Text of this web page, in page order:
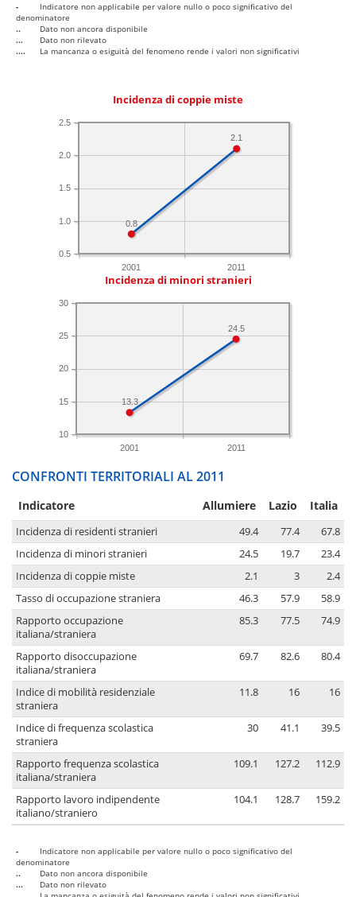
-
Indicatore non applicabile per valore nullo o poco significativo del
denominatore
..
Dato non ancora disponibile
...
Dato non rilevato
....
La mancanza o esiguità del fenomeno rende i valori non significativi
Incidenza di coppie miste
2001 2011
0.5
1.0
1.5
2.0
2.5
2.1
0.8
Incidenza di minori stranieri
2001 2011
10
15
20
25
30
24.5
13.3
CONFRONTI TERRITORIALI AL 2011
Indicatore Allumiere Lazio Italia
Incidenza di residenti stranieri 49.4 77.4
67.8
Incidenza di minori stranieri
24.5 19.7
23.4
Incidenza di coppie miste
2.1 3
2.4
Tasso di occupazione straniera
46.3 57.9
58.9
Rapporto occupazione
italiana/straniera
85.3 77.5 74.9
Rapporto disoccupazione
italiana/straniera
69.7 82.6 80.4
Indice di mobilità residenziale
straniera
11.8 16 16
Indice di frequenza scolastica
straniera
30 41.1 39.5
Rapporto frequenza scolastica
italiana/straniera
109.1 127.2 112.9
Rapporto lavoro indipendente
italiano/straniero
104.1 128.7 159.2
-
Indicatore non applicabile per valore nullo o poco significativo del
denominatore
..
Dato non ancora disponibile
...
Dato non rilevato